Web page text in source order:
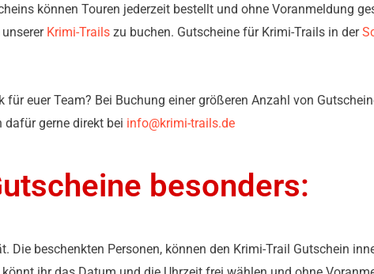
können Touren jederzeit bestellt und ohne Voranmeldung
Krimi-Trails zu buchen. Gutscheine für Krimi-Trails in der
euer Team? Bei Buchung einer größeren Anzahl von
dafür gerne direkt bei info@krimi-trails.de
besonders:
beschenkten Personen, können den Krimi-Trail Gutschein